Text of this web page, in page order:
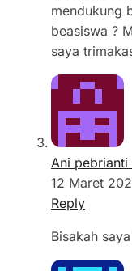
mendukung
beasiswa ?
saya
Ani pebrianti
12 Maret
Reply
Bisakah